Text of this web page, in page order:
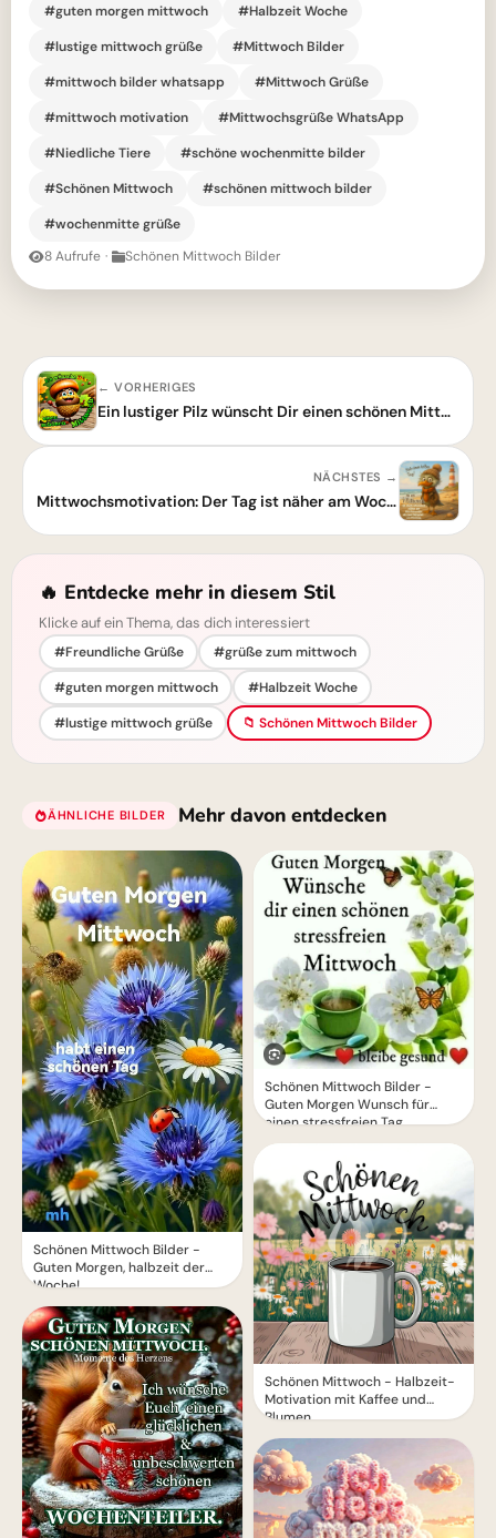
#guten morgen mittwoch
#Halbzeit Woche
#lustige mittwoch grüße
#Mittwoch Bilder
#mittwoch bilder whatsapp
#Mittwoch Grüße
#mittwoch motivation
#Mittwochsgrüße WhatsApp
#Niedliche Tiere
#schöne wochenmitte bilder
#Schönen Mittwoch
#schönen mittwoch bilder
#wochenmitte grüße
8 Aufrufe · Schönen Mittwoch Bilder
← VORHERIGES
Ein lustiger Pilz wünscht Dir einen schönen Mittwoch
NÄCHSTES →
Mittwochsmotivation: Der Tag ist näher am Wochenende!
🔥 Entdecke mehr in diesem Stil
Klicke auf ein Thema, das dich interessiert
#Freundliche Grüße
#grüße zum mittwoch
#guten morgen mittwoch
#Halbzeit Woche
#lustige mittwoch grüße
📁 Schönen Mittwoch Bilder
ÄHNLICHE BILDER Mehr davon entdecken
Schönen Mittwoch Bilder -
Guten Morgen, halbzeit der
Woche!
Schönen Mittwoch Bilder -
Guten Morgen Wunsch für
einen stressfreien Tag
Schönen Mittwoch - Halbzeit-
Motivation mit Kaffee und
Blumen